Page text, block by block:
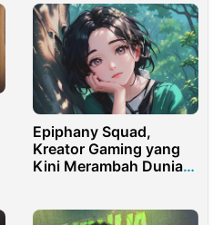
Epiphany Squad,
Kreator Gaming yang
Kini Merambah Dunia